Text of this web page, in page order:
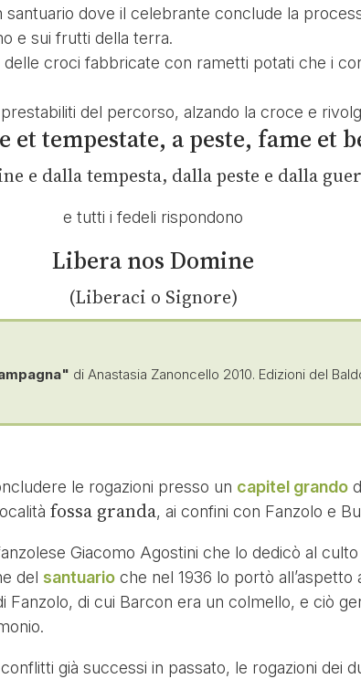
dove il celebrante conclude la
e sui frutti della terra.
croci fabbricate con rametti potati che i
del percorso, alzando la croce e
et tempestate, a peste, fame et
e dalla tempesta, dalla peste e dalla
e tutti i fedeli rispondono
Libera nos Domine
(Liberaci o Signore)
di Anastasia Zanoncello 2010. Edizioni del
le rogazioni presso un capitel grando
fossa granda, ai confini con Fanzolo e
Giacomo Agostini che lo dedicò al
del santuario che nel 1936 lo portò
Fanzolo, di cui Barcon era un colmello, e ciò
già successi in passato, le rogazioni dei